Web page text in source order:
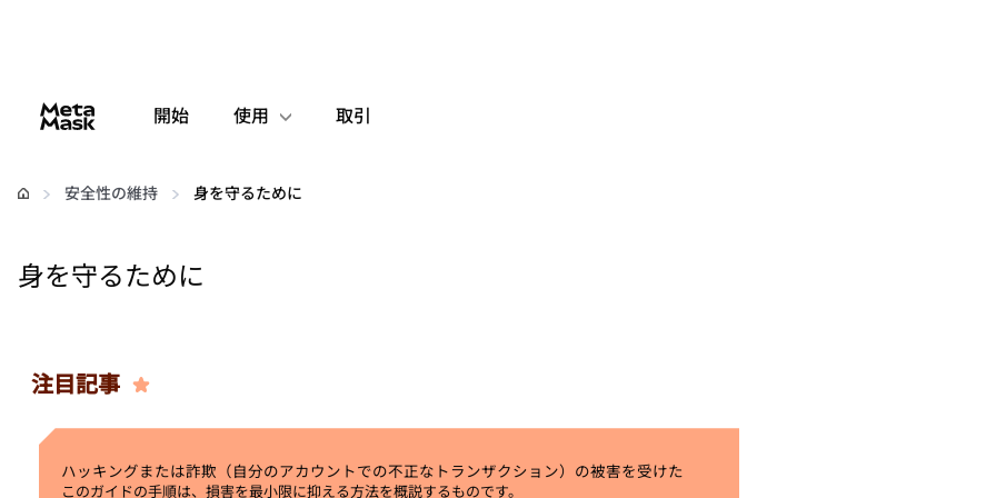
開始 使用
設定
安全性の維持
取引
安全性の維持 身を守るために
身を守るために
注目記事
ハッキングまたは詐欺（自分のアカウントでの不正なトランザクション）の被害を受けた
このガイドの手順は、損害を最小限に抑える方法を概説するものです。